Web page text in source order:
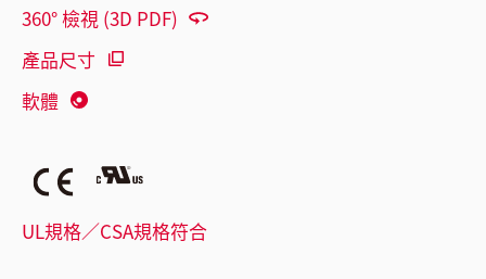
360° 檢視 (3D PDF)
產品尺寸
軟體
UL規格／CSA規格符合